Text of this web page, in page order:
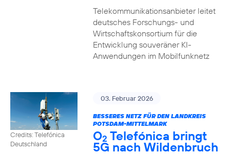
Telekommunikationsanbieter leitet
deutsches Forschungs- und
Wirtschaftskonsortium für die
Entwicklung souveräner KI-
Anwendungen im Mobilfunknetz
Credits: Telefónica
Deutschland
03. Februar 2026
BESSERES NETZ FÜR DEN LANDKREIS
POTSDAM-MITTELMARK
O2 Telefónica bringt
5G nach Wildenbruch